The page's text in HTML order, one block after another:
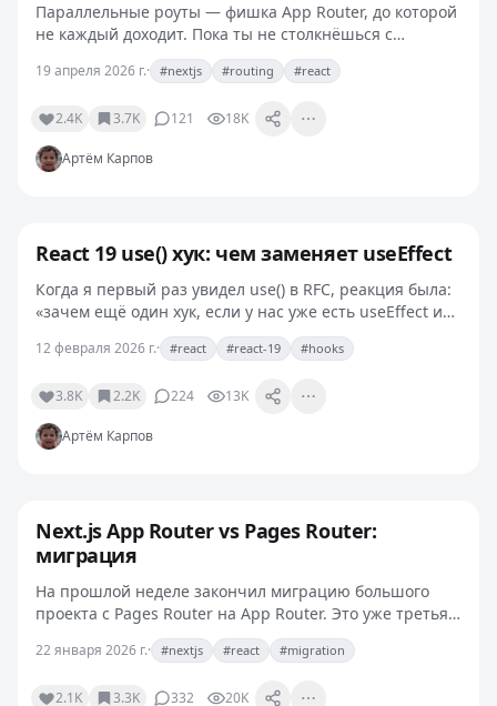
Параллельные роуты — фишка App Router, до которой
не каждый доходит. Пока ты не столкнёшься с
конкретной задачей, она кажется сложной и слабо
нужной. На самом деле это решение для трёх
19 апреля 2026 г.· #nextjs #routing #react
2.4K 3.7K 121 18K
Артём Карпов
React 19 use() хук: чем заменяет useEffect
Когда я первый раз увидел use() в RFC, реакция была:
«зачем ещё один хук, если у нас уже есть useEffect и
Suspense?». Через полгода работы с React 19 ответ
такой: use() не «ещё один хук», а способ…
12 февраля 2026 г.· #react #react-19 #hooks
3.8K 2.2K 224 13K
Артём Карпов
Next.js App Router vs Pages Router:
миграция
На прошлой неделе закончил миграцию большого
проекта с Pages Router на App Router. Это уже третья
такая операция за карьеру, и каждый раз нахожу что-
то новое — модель Next.js за это время сильно…
22 января 2026 г.· #nextjs #react #migration
2.1K 3.3K 332 20K